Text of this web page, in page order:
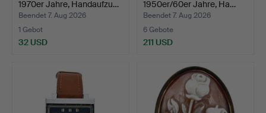
1970er Jahre, Handaufzu…
Beendet 7. Aug 2026
1 Gebot
32 USD
1950er/60er Jahre, Ha…
Beendet 7. Aug 2026
6 Gebote
211 USD